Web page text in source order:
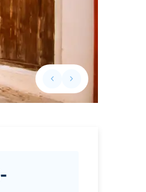
keyboard_arrow_leftPrevious slide
keyboard_arrow_rightNext slide
-